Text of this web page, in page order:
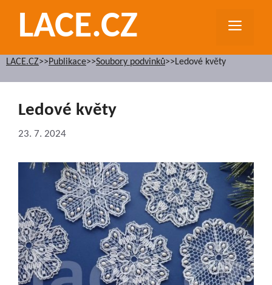
obsahLACE.CZ
LACE.CZ>>Publikace>>Soubory podvinků>>Ledové květy
Ledové květy
23. 7. 2024